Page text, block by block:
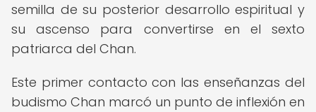
semilla de su posterior desarrollo espiritual y
su ascenso para convertirse en el sexto
patriarca del Chan.
Este primer contacto con las enseñanzas del
budismo Chan marcó un punto de inflexión en